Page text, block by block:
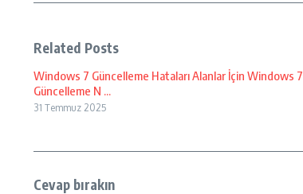
Related Posts
Windows 7 Güncelleme Hataları Alanlar İçin Windows 7
Güncelleme N ...
31 Temmuz 2025
Cevap bırakın